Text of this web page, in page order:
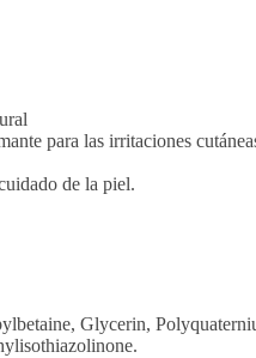
para las irritaciones
de la piel.
Glycerin,